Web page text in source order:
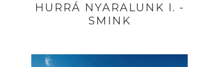
HURRÁ NYARALUNK I. -
SMINK